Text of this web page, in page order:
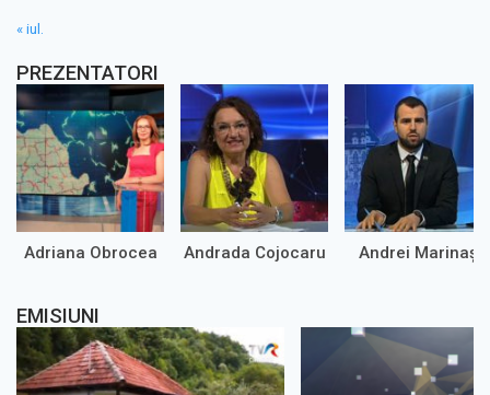
« iul.
PREZENTATORI
Adriana Obrocea Andrada Cojocaru Andrei Marinaș
EMISIUNI